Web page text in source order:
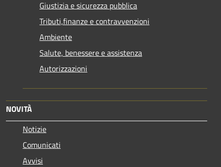
Giustizia e sicurezza pubblica
Tributi,finanze e contravvenzioni
Ambiente
Salute, benessere e assistenza
Autorizzazioni
NOVITÀ
Notizie
Comunicati
Avvisi